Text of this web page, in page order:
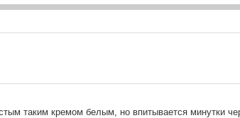
таким кремом белым, но впитывается минутки